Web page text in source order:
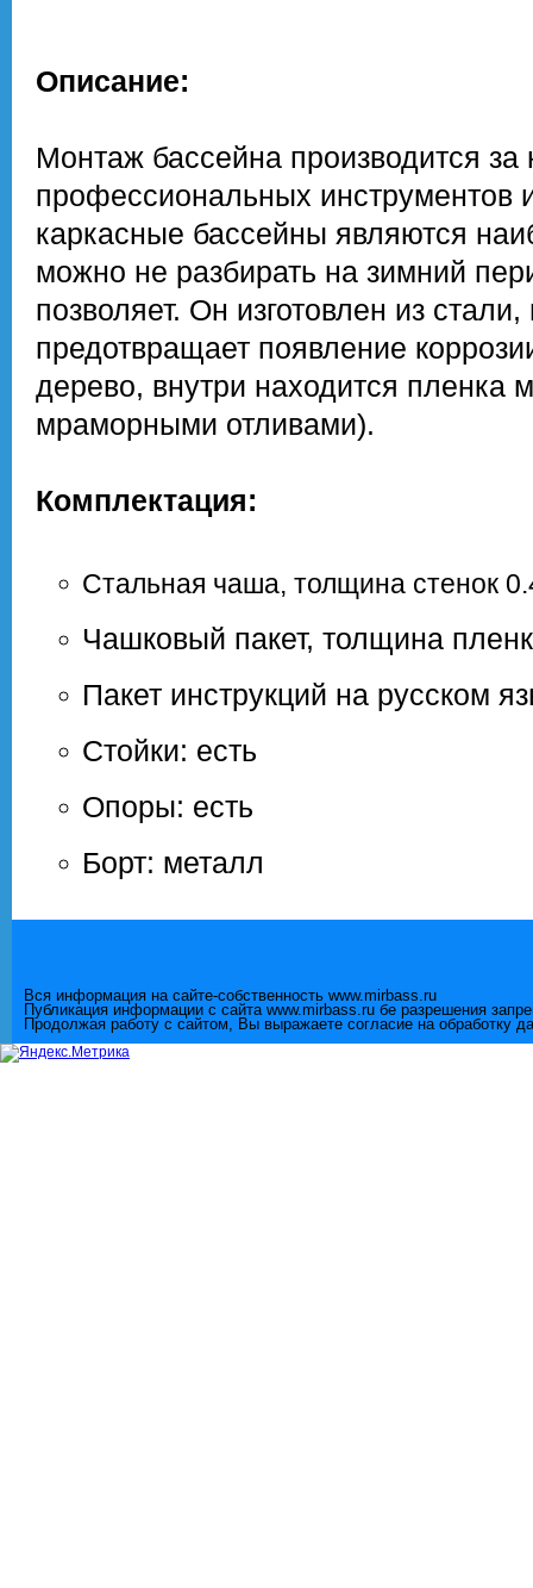
Описание:
Монтаж бассейна производится за
профессиональных инструментов
каркасные бассейны являются
можно не разбирать на зимний
позволяет. Он изготовлен из
предотвращает появление
дерево, внутри находится пленка
мраморными отливами).
Комплектация:
Стальная чаша, толщина стенок
Чашковый пакет, толщина
Пакет инструкций на русском
Стойки: есть
Опоры: есть
Борт: металл
Вся информация на сайте-собственность www.mirbass.ru
Публикация информации с сайта www.mirbass.ru бе разрешения
Продолжая работу с сайтом, Вы выражаете согласие на обработку